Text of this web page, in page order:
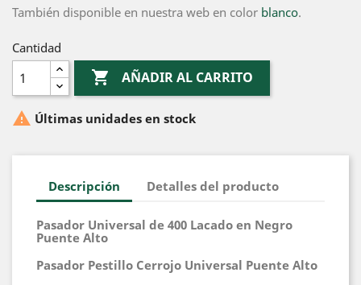
También disponible en nuestra web en color blanco.
Cantidad
 AÑADIR AL CARRITO
 Últimas unidades en stock
Descripción Detalles del producto
Pasador Universal de 400 Lacado en Negro
Puente Alto
Pasador Pestillo Cerrojo Universal Puente Alto